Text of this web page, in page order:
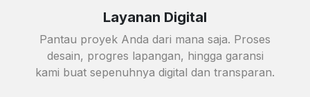
Layanan Digital
Pantau proyek Anda dari mana saja. Proses
desain, progres lapangan, hingga garansi
kami buat sepenuhnya digital dan transparan.